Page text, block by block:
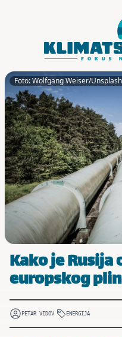
Foto: Wolfgang Weiser/Unsplash
Kako je Rusija
europskog
PETAR VIDOV ENERGIJA